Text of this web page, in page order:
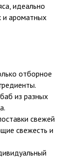
идеально
и ароматных
отборное
из разных
свежей
свежесть и